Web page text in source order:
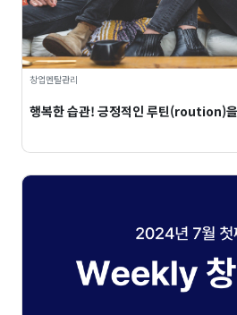
창업멘탈관리
행복한 습관! 긍정적인 루틴(roution)